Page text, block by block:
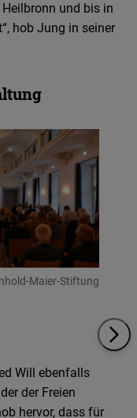
und bis in
hob Jung in seiner
Maier-Stiftung
Will ebenfalls
der Freien
hervor, dass für